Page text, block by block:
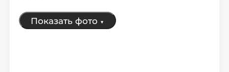
Показать фото ▼